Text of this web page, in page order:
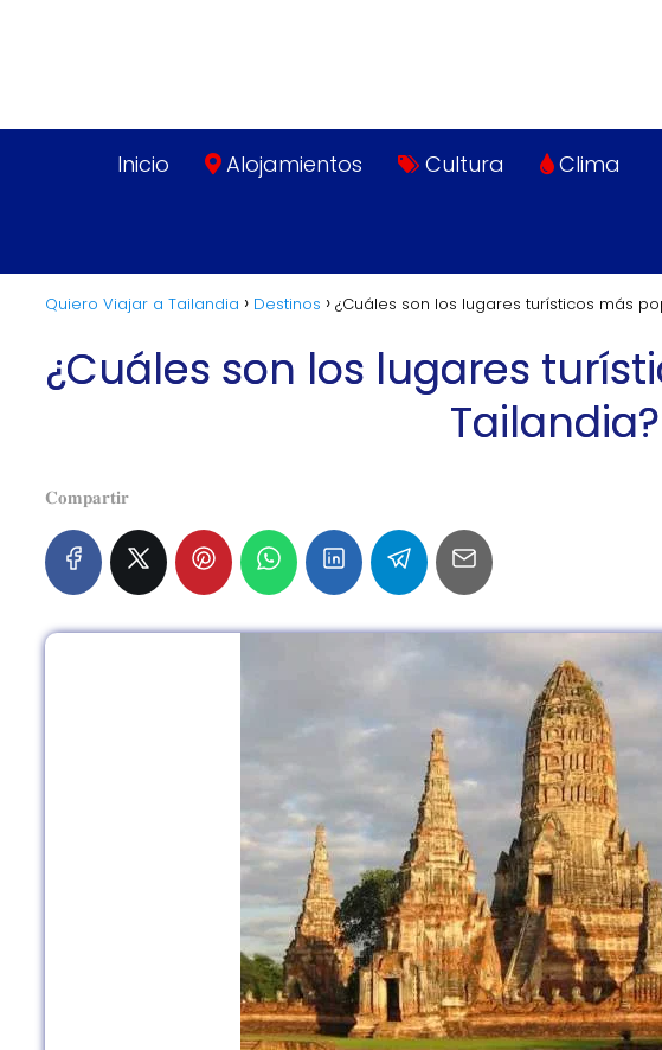
Inicio Alojamientos Cultura Clima
Quiero Viajar a Tailandia Destinos ¿Cuáles son los lugares turísticos más
¿Cuáles son los lugares
𝐂𝐨𝐦𝐩𝐚𝐫𝐭𝐢𝐫